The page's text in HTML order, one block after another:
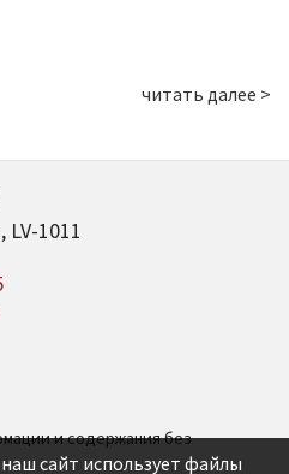
читать далее >
LV-1011
и содержания без
сайт использует файлы